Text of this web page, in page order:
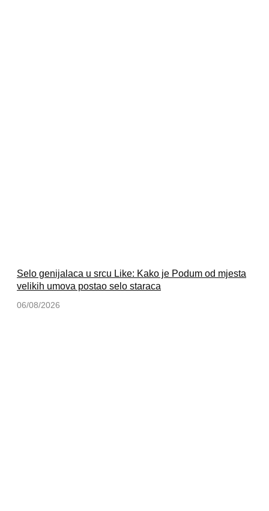
Selo genijalaca u srcu Like: Kako je Podum od mjesta
velikih umova postao selo staraca
06/08/2026